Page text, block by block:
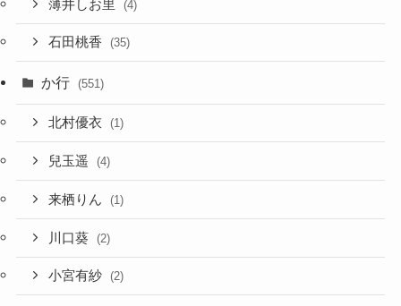
薄井しお里 (4)
石田桃香 (35)
か行 (551)
北村優衣 (1)
兒玉遥 (4)
来栖りん (1)
川口葵 (2)
小宮有紗 (2)